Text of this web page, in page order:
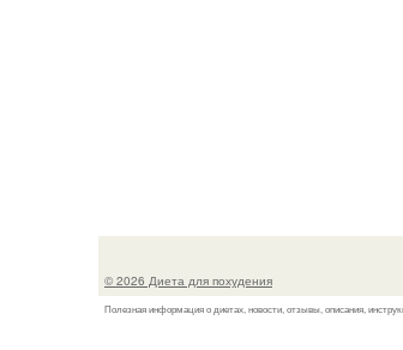
© 2026 Диета для похудения
Полезная информация о диетах, новости, отзывы, описания,